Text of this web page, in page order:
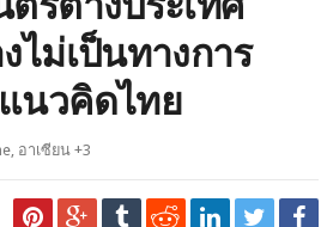
ไม่เป็นทางการ
นวคิดไทย
, อาเซียน +3